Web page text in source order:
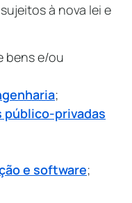
à nova lei e
bens e/ou
;
público-privadas
e software;